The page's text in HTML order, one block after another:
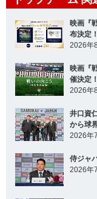
映画『
布決定！
2026年
映画『
催決定！
2026年
井口資
から球
2026年
侍ジャ
2026年